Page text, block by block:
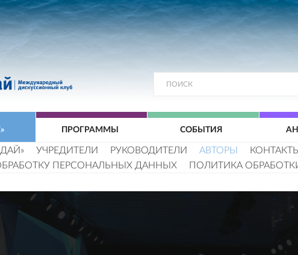
ПРОГРАММЫ СОБЫТИЯ
УЧРЕДИТЕЛИ РУКОВОДИТЕЛИ АВТОРЫ
ПЕРСОНАЛЬНЫХ ДАННЫХ
ПОЛИТИКА